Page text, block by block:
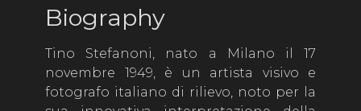
Biography
Tino Stefanoni, nato a Milano il 17
novembre 1949, è un artista visivo e
fotografo italiano di rilievo, noto per la